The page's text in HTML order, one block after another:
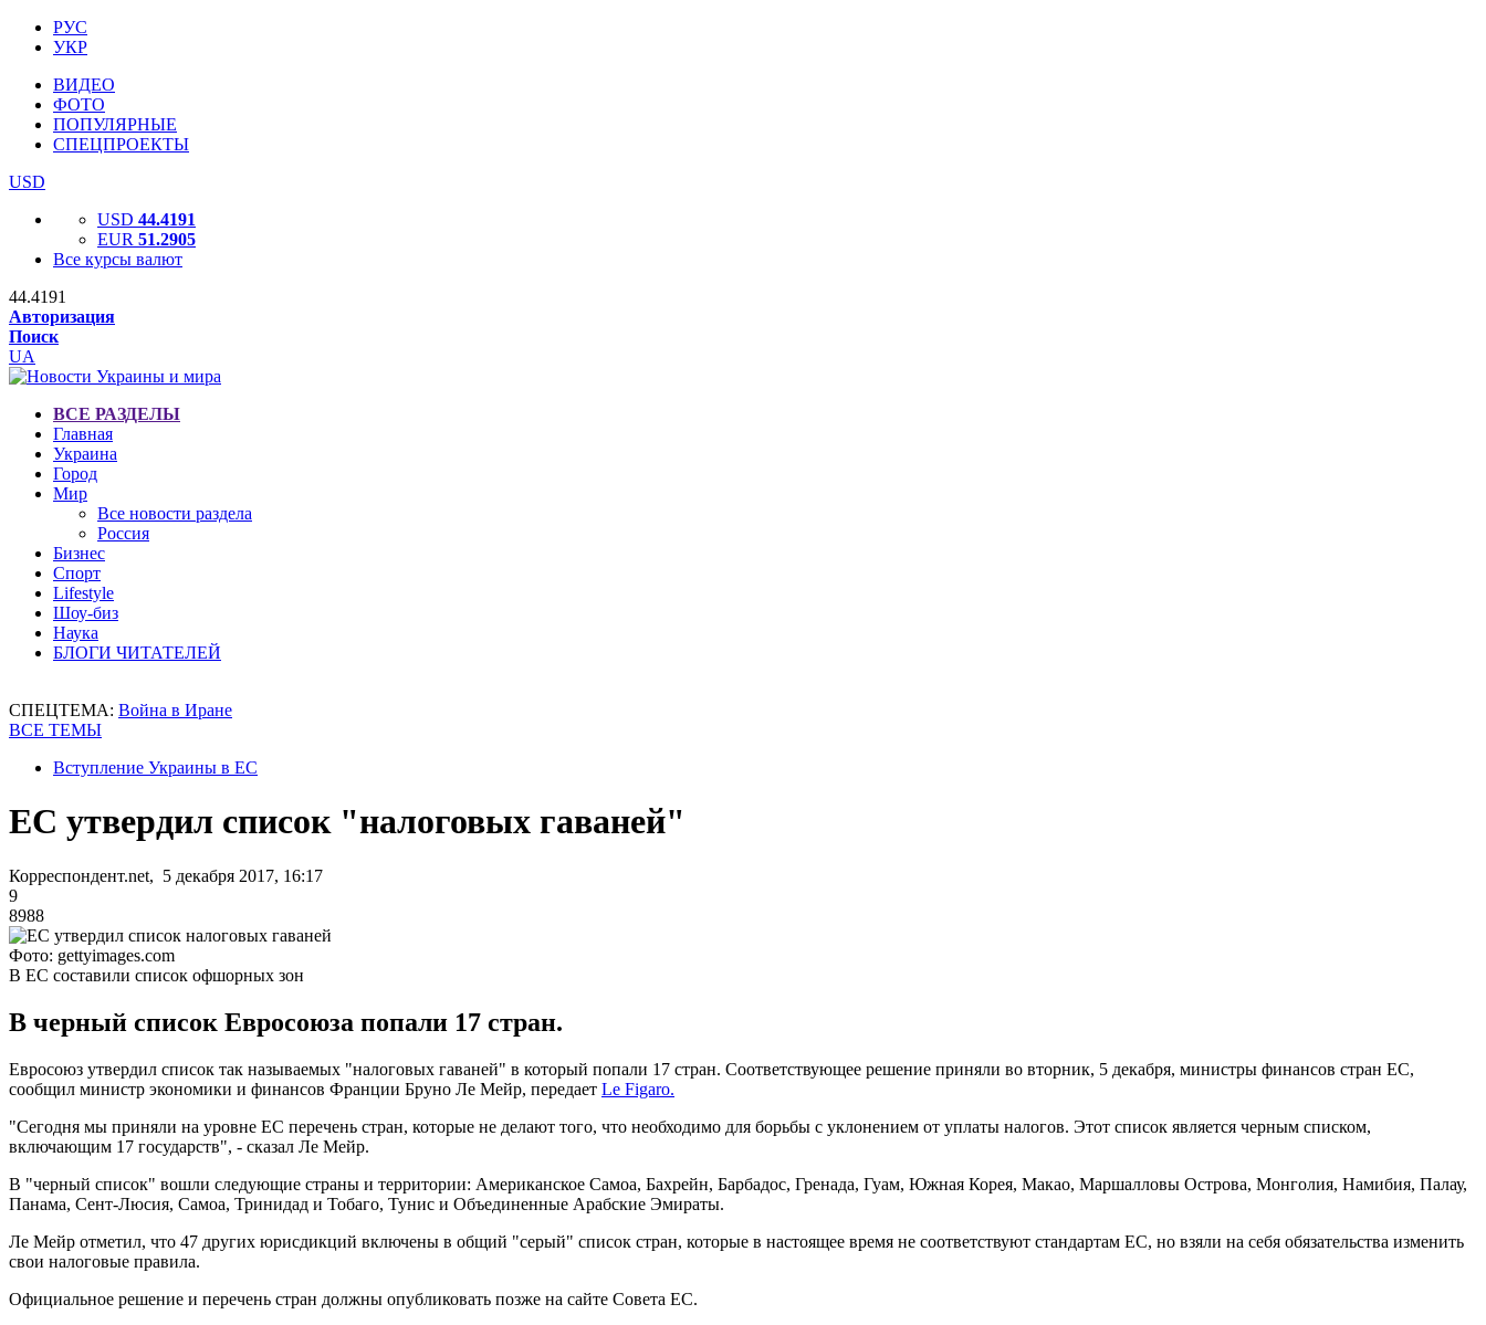
РУС
УКР
ВИДЕО
ФОТО
ПОПУЛЯРНЫЕ
СПЕЦПРОЕКТЫ
USD
USD 44.4191
EUR 51.2905
Все курсы валют
44.4191
Авторизация
Поиск
UA
ВСЕ РАЗДЕЛЫ
Главная
Украина
Город
Мир
Все новости раздела
Россия
Бизнес
Спорт
Lifestyle
Шоу-биз
Наука
БЛОГИ ЧИТАТЕЛЕЙ
СПЕЦТЕМА: Война в Иране
ВСЕ ТЕМЫ
Вступление Украины в ЕС
ЕС утвердил список "налоговых гаваней"
Корреспондент.net, 5 декабря 2017, 16:17
9
8988
Фото: gettyimages.com
В ЕС составили список офшорных зон
В черный список Евросоюза попали 17 стран.
Евросоюз утвердил список так называемых "налоговых гаваней" в который попали 17 стран. Соответствующее решение приняли во вторник, 5 декабря, министры финансов стран ЕС,
сообщил министр экономики и финансов Франции Бруно Ле Мейр, передает Le Figaro.
"Сегодня мы приняли на уровне ЕС перечень стран, которые не делают того, что необходимо для борьбы с уклонением от уплаты налогов. Этот список является черным списком,
включающим 17 государств", - сказал Ле Мейр.
В "черный список" вошли следующие страны и территории: Американское Самоа, Бахрейн, Барбадос, Гренада, Гуам, Южная Корея, Макао, Маршалловы Острова, Монголия, Намибия, Палау,
Панама, Сент-Люсия, Самоа, Тринидад и Тобаго, Тунис и Объединенные Арабские Эмираты.
Ле Мейр отметил, что 47 других юрисдикций включены в общий "серый" список стран, которые в настоящее время не соответствуют стандартам ЕС, но взяли на себя обязательства изменить
свои налоговые правила.
Официальное решение и перечень стран должны опубликовать позже на сайте Совета ЕС.